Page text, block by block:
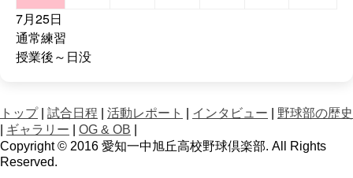
7月25日
通常練習
授業後～日没
トップ| 試合日程 活動レポート インタビュー
野球部の歴史
ギャラリー OG & OB
Copyright © 2016 愛知一中旭丘高校野球倶楽部. All Rights
Reserved.